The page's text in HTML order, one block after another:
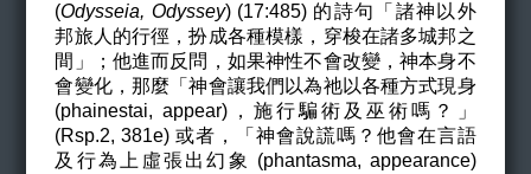
(Odysseia, Odyssey) (17:485) 的詩句「諸神以外
邦旅人的行徑，扮成各種模樣，穿梭在諸多城邦之
間」；他進而反問，如果神性不會改變，神本身不
會變化，那麼「神會讓我們以為祂以各種方式現身
(phainestai, appear)，施行騙術及巫術嗎？」
(Rsp.2, 381e) 或者，「神會說謊嗎？他會在言語
及行為上虛張出幻象 (phantasma, appearance)